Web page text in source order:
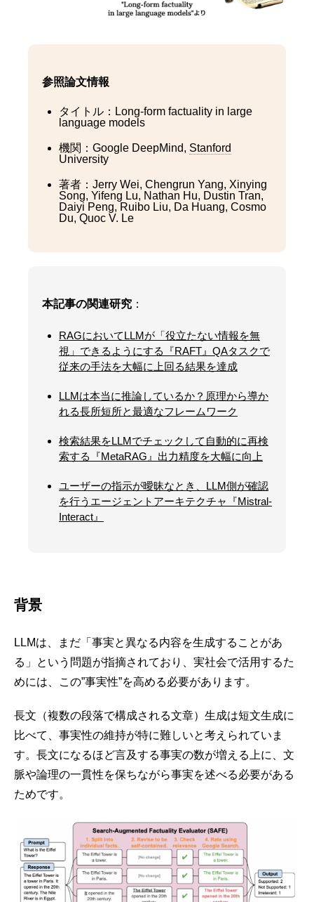
参照論文情報
タイトル：Long-form factuality in large
language models
機関：Google DeepMind, Stanford
University
著者：Jerry Wei, Chengrun Yang, Xinying
Song, Yifeng Lu, Nathan Hu, Dustin Tran,
Daiyi Peng, Ruibo Liu, Da Huang, Cosmo
Du, Quoc V. Le
本記事の関連研究 ：
RAGにおいてLLMが「役立たない情報を無
視」できるようにする『RAFT』QAタスクで
従来の手法を大幅に上回る結果を達成
LLMは本当に推論しているか？原理から導か
れる長所短所と最適なフレームワーク
検索結果をLLMでチェックして自動的に再検
索する『MetaRAG』出力精度を大幅に向上
ユーザーの指示が曖昧なとき、LLM側が確認
を行うエージェントアーキテクチャ『Mistral-
Interact』
背景
LLMは、まだ「事実と異なる内容を生成することがあ
る」という問題が指摘されており、実社会で活用するた
めには、この”事実性”を高める必要があります。
長文（複数の段落で構成される文章）生成は短文生成に
比べて、事実性の維持が特に難しいと考えられていま
す。長文になるほど言及する事実の数が増える上に、文
脈や論理の一貫性を保ちながら事実を述べる必要がある
ためです。